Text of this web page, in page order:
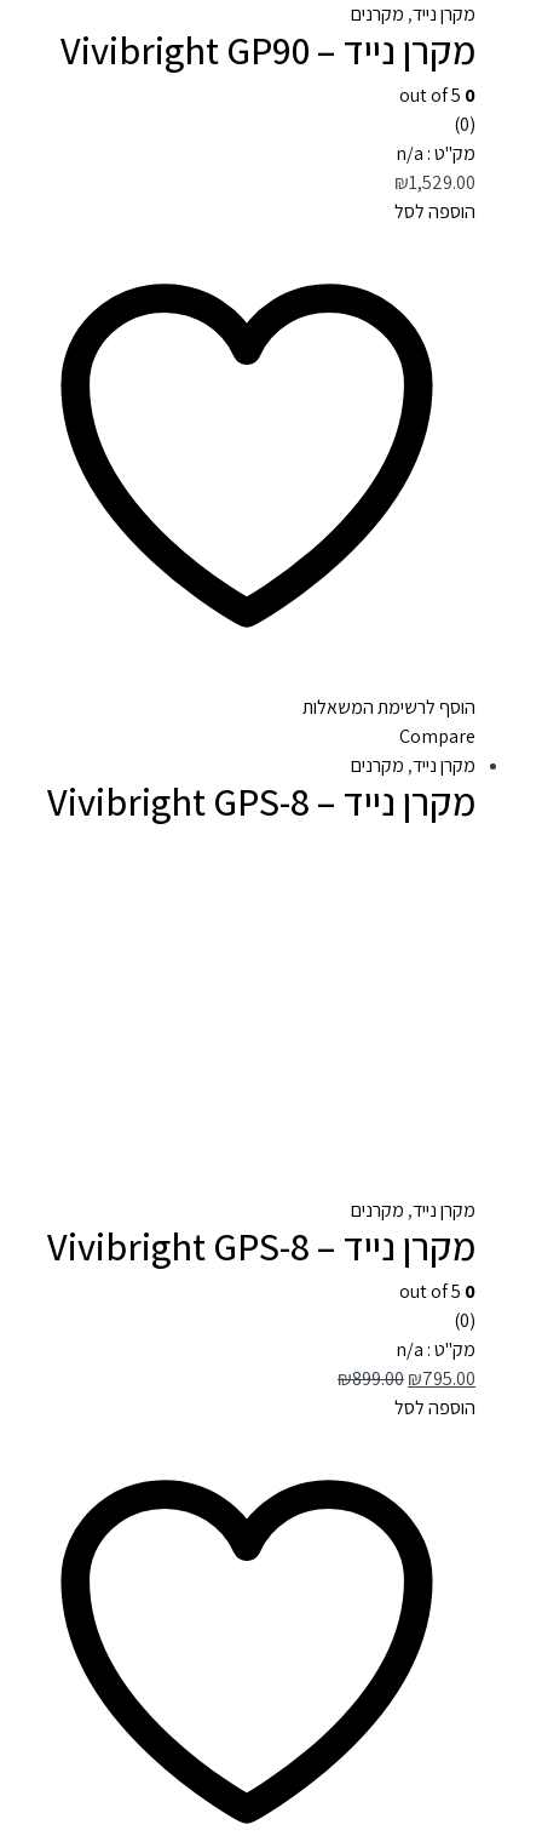
מקרן נייד, מקרנים
מקרן נייד – Vivibright GP90
0
(0)
מק"ט : n/a
₪1,529.00
הוספה לסל
הוסף לרשימת המשאלות
Compare
מקרן נייד, מקרנים
מקרן נייד – Vivibright GPS-8
מקרן נייד, מקרנים
מקרן נייד – Vivibright GPS-8
0
(0)
מק"ט : n/a
₪795.00
₪899.00
הוספה לסל